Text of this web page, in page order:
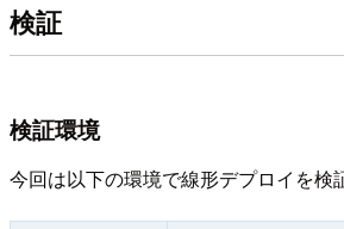
検証
検証環境
今回は以下の環境で線形デプロイを検